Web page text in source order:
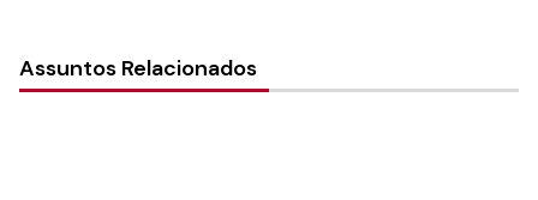
Assuntos Relacionados